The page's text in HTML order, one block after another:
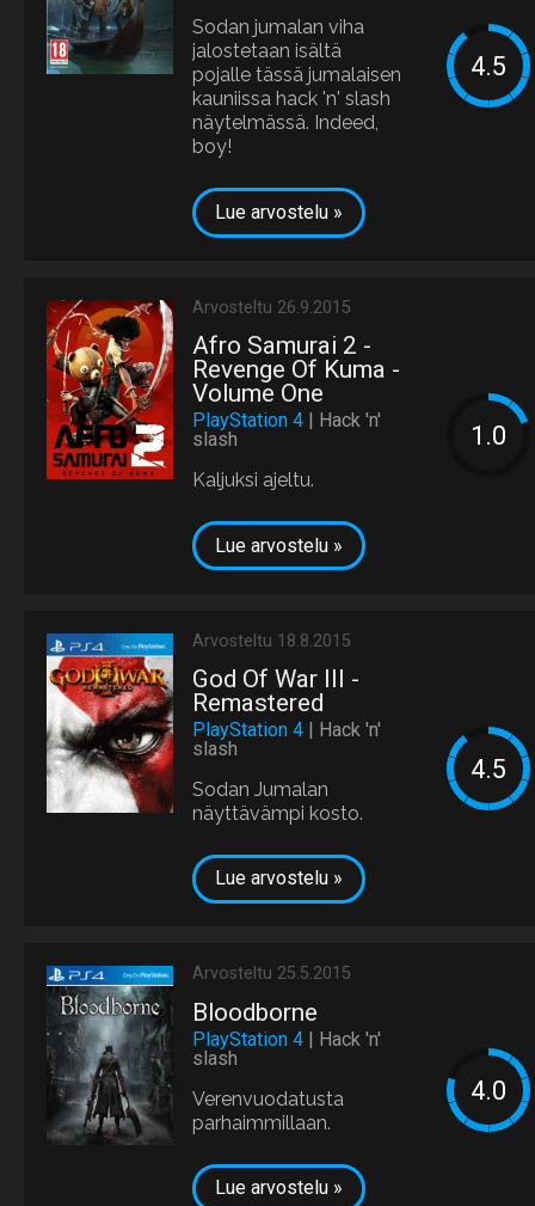
Sodan jumalan viha
jalostetaan isältä
pojalle tässä jumalaisen
kauniissa hack 'n' slash
näytelmässä. Indeed,
boy!
Lue arvostelu »
Arvosteltu 26.9.2015
Afro Samurai 2 -
Revenge Of Kuma -
Volume One
PlayStation 4 | Hack 'n'
slash
Kaljuksi ajeltu.
Lue arvostelu »
Arvosteltu 18.8.2015
God Of War III -
Remastered
PlayStation 4 | Hack 'n'
slash
Sodan Jumalan
näyttävämpi kosto.
Lue arvostelu »
Arvosteltu 25.5.2015
Bloodborne
PlayStation 4 | Hack 'n'
slash
Verenvuodatusta
parhaimmillaan.
Lue arvostelu »